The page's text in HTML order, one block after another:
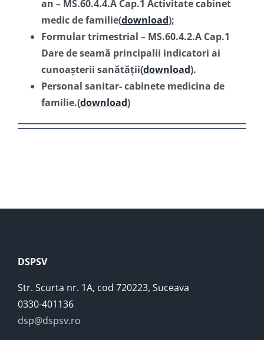
an – MS.60.4.4.A Cap.1 Activitate cabinet
medic de familie(download);
Formular trimestrial – MS.60.4.2.A Cap.1
Dare de seamă principalii indicatori ai
cunoașterii sanătății(download).
Personal sanitar- cabinete medicina de
familie.(download)
DSPSV
Str. Scurta nr. 1A, cod 720223, Suceava
0330-401136
dsp@dspsv.ro